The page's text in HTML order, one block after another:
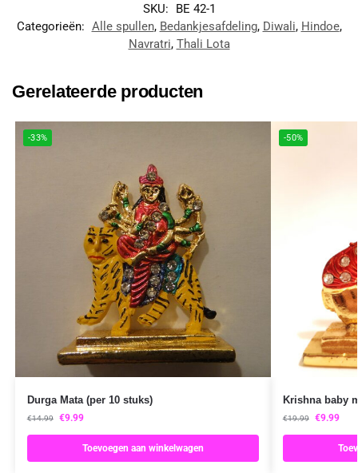
SKU:
BE 42-1
Categorieën: Alle spullen, Bedankjesafdeling, Diwali, Hindoe,
Navratri, Thali Lota
Gerelateerde producten
-33%
Durga Mata (per 10 stuks)
€14.99 €9.99
Toevoegen aan winkelwagen
-50%
Krishna baby
€19.99 €9.99